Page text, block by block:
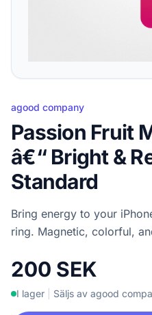
agood company
Passion Fruit
â€“ Bright &
Standard
Bring energy to your
ring. Magnetic, colorful,
200 SEK
I lager Säljs av agood